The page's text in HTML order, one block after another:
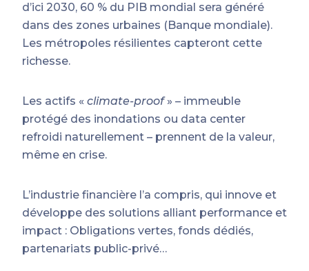
d’ici 2030, 60 % du PIB mondial sera généré
dans des zones urbaines (Banque mondiale).
Les métropoles résilientes capteront cette
richesse.
Les actifs « climate-proof» – immeuble
protégé des inondations ou data center
refroidi naturellement – prennent de la valeur,
même en crise.
L’industrie financière l’a compris, qui innove et
développe des solutions alliant performance et
impact : Obligations vertes, fonds dédiés,
partenariats public-privé…